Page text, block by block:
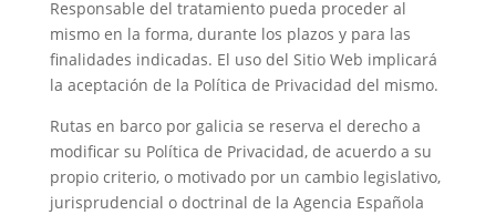
Responsable del tratamiento pueda proceder al
mismo en la forma, durante los plazos y para las
finalidades indicadas. El uso del Sitio Web implicará
la aceptación de la Política de Privacidad del mismo.
Rutas en barco por galicia se reserva el derecho a
modificar su Política de Privacidad, de acuerdo a su
propio criterio, o motivado por un cambio legislativo,
jurisprudencial o doctrinal de la Agencia Española